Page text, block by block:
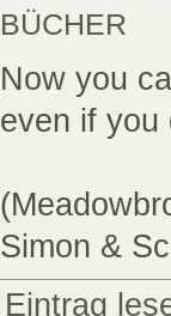
BÜCHER
Now you
even if you
Simon &
Eintrag